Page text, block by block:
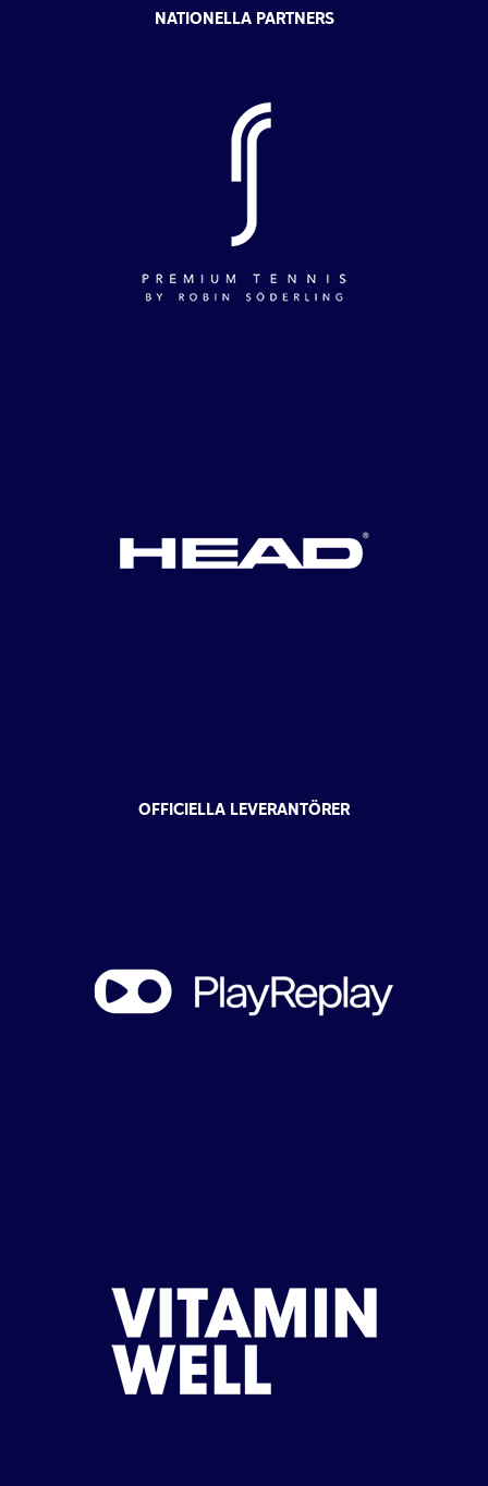
NATIONELLA PARTNERS
OFFICIELLA LEVERANTÖRER